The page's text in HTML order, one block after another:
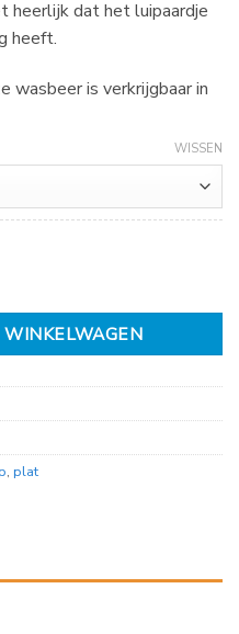
heerlijk dat het luipaardje
heeft.
wasbeer is verkrijgbaar in
WISSEN
aantal
, plat